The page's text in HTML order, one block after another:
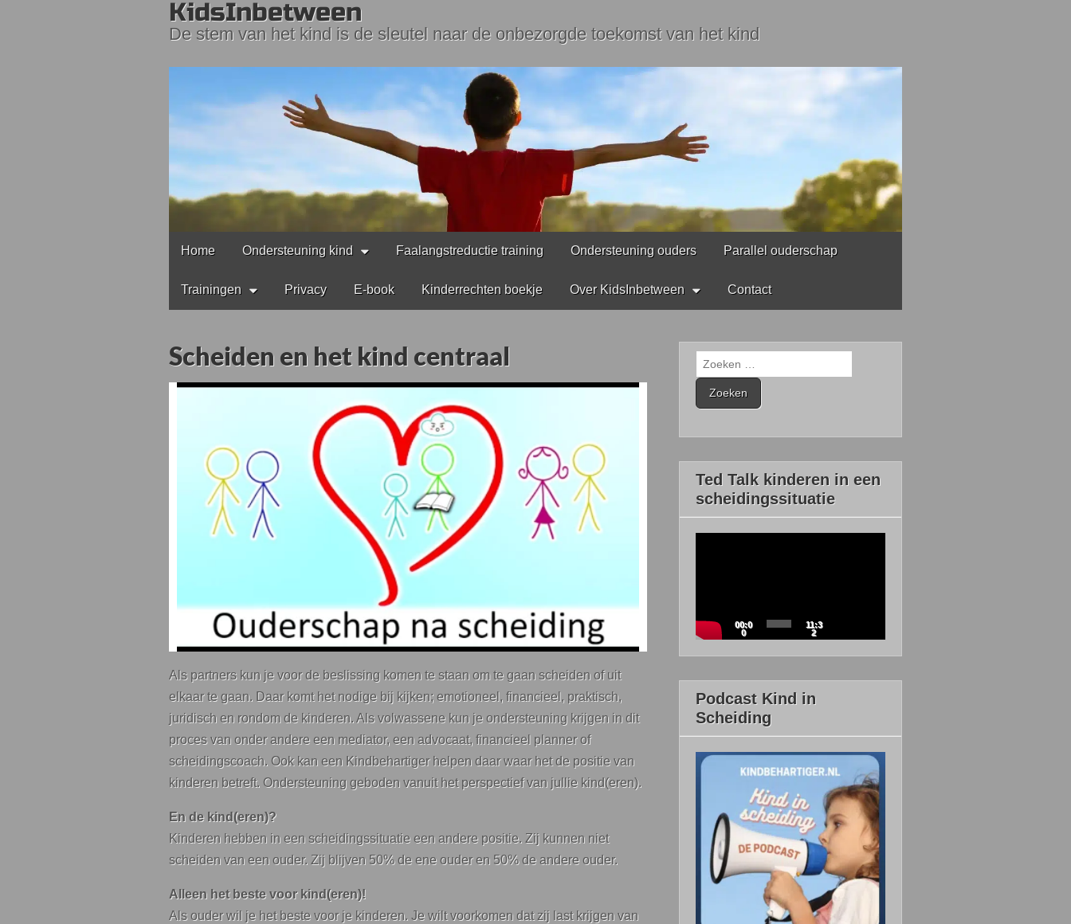
KidsInbetween
De stem van het kind is de sleutel naar de onbezorgde toekomst van het kind
Main
content
Home Ondersteuning kind Faalangstreductie training Ondersteuning ouders Parallel ouderschap
Trainingen Privacy E-book Kinderrechten boekje Over KidsInbetween Contact
Scheiden en het kind centraal
Als partners kun je voor de beslissing komen te staan om te gaan scheiden of uit
elkaar te gaan. Daar komt het nodige bij kijken; emotioneel, financieel, praktisch,
juridisch en rondom de kinderen. Als volwassene kun je ondersteuning krijgen in dit
proces van onder andere een mediator, een advocaat, financieel planner of
scheidingscoach. Ook kan een Kindbehartiger helpen daar waar het de positie van
kinderen betreft. Ondersteuning geboden vanuit het perspectief van jullie kind(eren).
En de kind(eren)?
Kinderen hebben in een scheidingssituatie een andere positie. Zij kunnen niet
scheiden van een ouder. Zij blijven 50% de ene ouder en 50% de andere ouder.
Alleen het beste voor kind(eren)!
Als ouder wil je het beste voor je kinderen. Je wilt voorkomen dat zij last krijgen van
Zoeken
naar:
Ted Talk kinderen in een
scheidingssituatie
00:0
0
11:3
2
Podcast Kind in
Scheiding